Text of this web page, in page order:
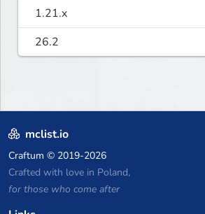
1.21.x
26.2
mclist.io
Craftum © 2019-2026
Crafted with love in Poland,
for those who come after